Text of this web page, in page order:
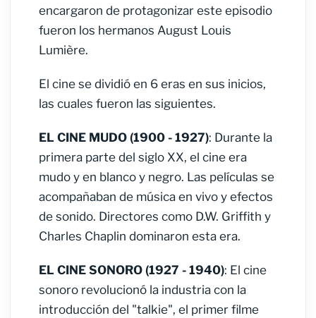
encargaron de protagonizar este episodio
fueron los hermanos August Louis
Lumière.
El cine se dividió en 6 eras en sus inicios,
las cuales fueron las siguientes.
EL CINE MUDO (1900 - 1927): Durante la
primera parte del siglo XX, el cine era
mudo y en blanco y negro. Las películas se
acompañaban de música en vivo y efectos
de sonido. Directores como D.W. Griffith y
Charles Chaplin dominaron esta era.
EL CINE SONORO (1927 - 1940): El cine
sonoro revolucionó la industria con la
introducción del "talkie", el primer filme